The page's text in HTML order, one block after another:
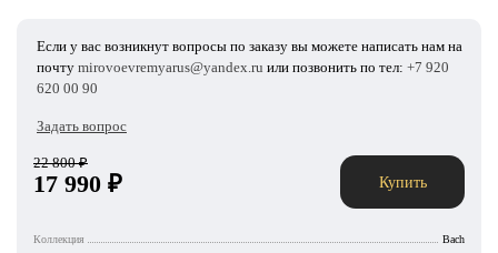
Если у вас возникнут вопросы по заказу вы можете написать нам на
почту mirovoevremyarus@yandex.ru или позвонить по тел: +7 920
620 00 90
Задать вопрос
22 800₽
17 990 ₽ Купить
Коллекция
Bach